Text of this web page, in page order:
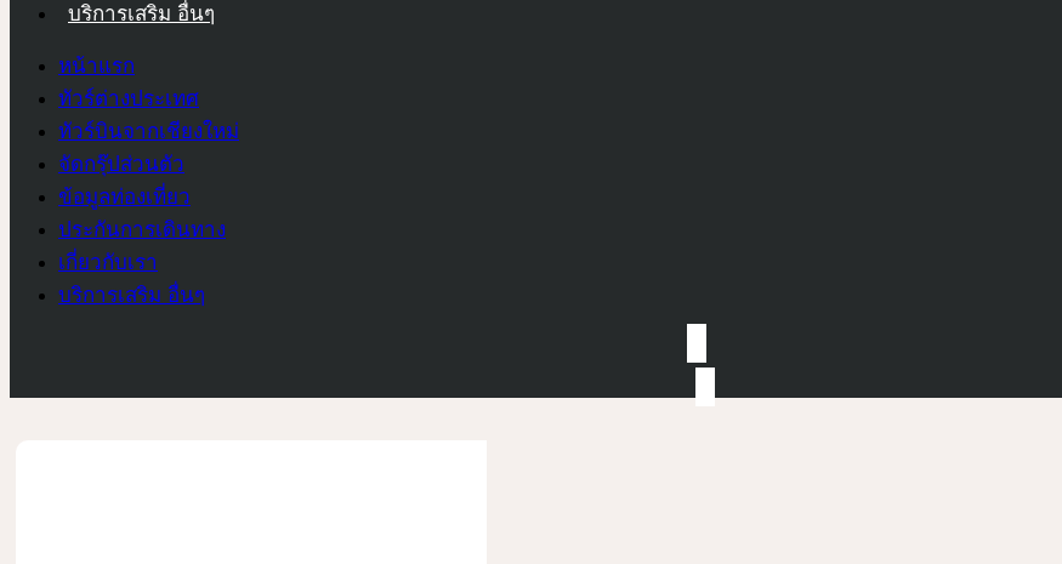
บริการเสริม อื่นๆ
หน้าแรก
ทัวร์ต่างประเทศ
ทัวร์บินจากเชียงใหม่
จัดกรุ๊ปส่วนตัว
ข้อมูลท่องเที่ยว
ประกันการเดินทาง
เกี่ยวกับเรา
บริการเสริม อื่นๆ